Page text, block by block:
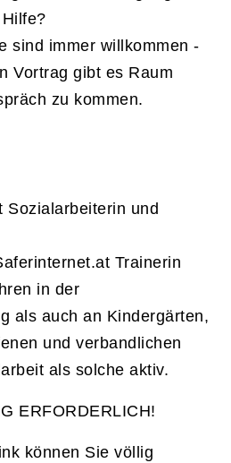
sind immer willkommen -
Vortrag gibt es Raum
zu kommen.
Sozialarbeiterin und
Trainerin
in der
als auch an Kindergärten,
und verbandlichen
als solche aktiv.
ERFORDERLICH!
können Sie völlig